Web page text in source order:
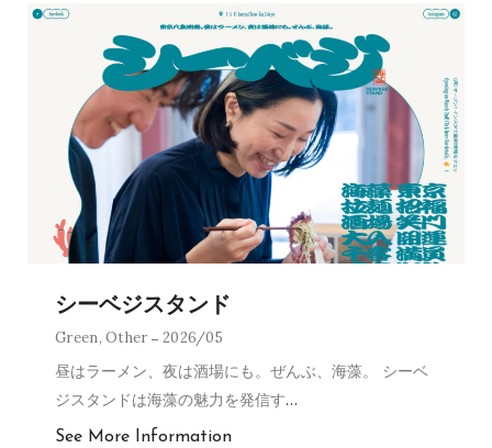
シーベジスタンド
Green,Other 2026/05
昼はラーメン、夜は酒場にも。ぜんぶ、海藻。 シーベ
ジスタンドは海藻の魅力を発信す…
See More Information